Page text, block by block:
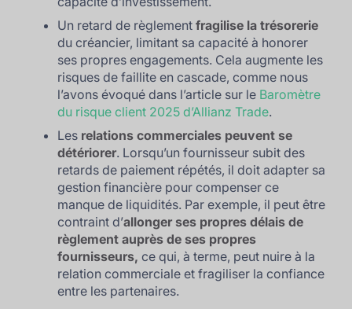
Un retard de règlementfragilise la trésorerie
du créancier, limitant sa capacité à honorer
ses propres engagements. Cela augmente les
risques de faillite en cascade, comme nous
l’avons évoqué dans l’article sur le Baromètre
du risque client 2025 d’Allianz Trade.
Les relations commerciales peuvent se
détériorer. Lorsqu’un fournisseur subit des
retards de paiement répétés, il doit adapter sa
gestion financière pour compenser ce
manque de liquidités. Par exemple, il peut être
contraint d’allonger ses propres délais de
règlement auprès de ses propres
fournisseurs, ce qui, à terme, peut nuire à la
relation commerciale et fragiliser la confiance
entre les partenaires.